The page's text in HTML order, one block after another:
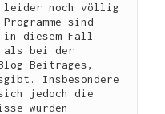
leider noch völlig
sind
diesem Fall
als bei der
Beitrages,
Insbesondere
jedoch die
wurden